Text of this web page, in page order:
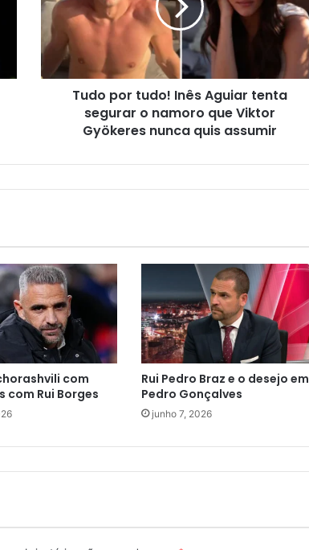
Tudo por tudo! Inês Aguiar tenta
segurar o namoro que Viktor
Gyökeres nunca quis assumir
com
com Rui Borges
Rui Pedro Braz e o desejo em
Pedro Gonçalves
junho 7, 2026